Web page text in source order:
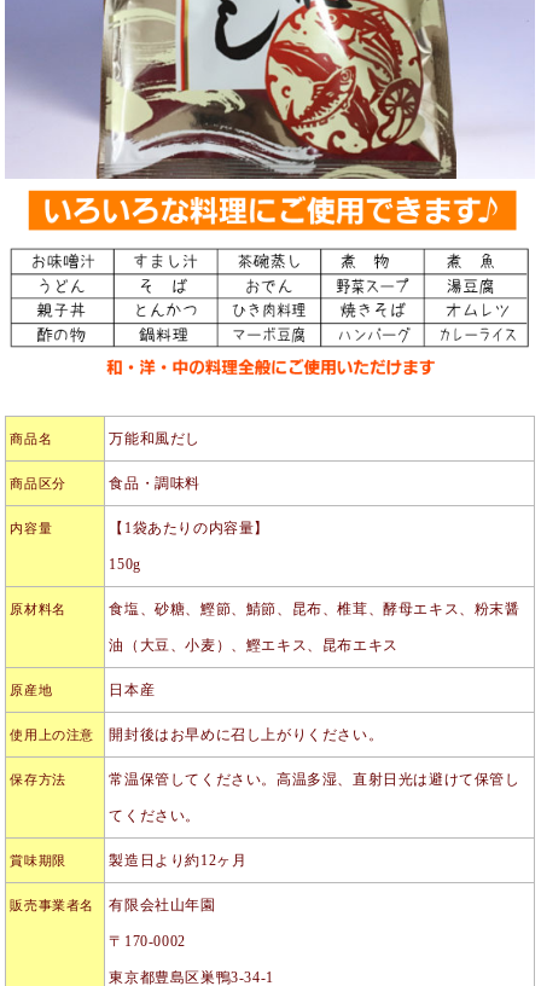
商品名 万能和風だし
商品区分 食品・調味料
内容量 【1袋あたりの内容量】
150g
原材料名 食塩、砂糖、鰹節、鯖節、昆布、椎茸、酵母エキス、粉末醤
油（大豆、小麦）、鰹エキス、昆布エキス
原産地 日本産
使用上の注意 開封後はお早めに召し上がりください。
保存方法 常温保管してください。高温多湿、直射日光は避けて保管し
てください。
賞味期限 製造日より約12ヶ月
販売事業者名 有限会社山年園
〒170-0002
東京都豊島区巣鴨3-34-1